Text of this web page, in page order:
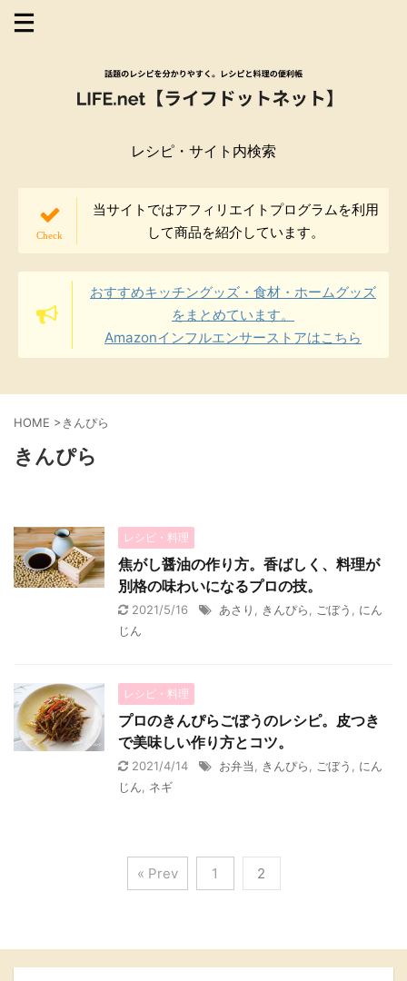
レシピ・サイト内検索
当サイトではアフィリエイトプログラムを利用
して商品を紹介しています。
おすすめキッチングッズ・食材・ホームグッズ
をまとめています。
Amazonインフルエンサーストアはこちら
HOME >きんぴら
きんぴら
レシピ・料理
焦がし醤油の作り方。香ばしく、料理が
別格の味わいになるプロの技。
2021/5/16 あさり きんぴら ごぼう
にん
じん
レシピ・料理
プロのきんぴらごぼうのレシピ。皮つき
で美味しい作り方とコツ。
2021/4/14 お弁当 きんぴら ごぼう
にん
じん
ネギ
« Prev 1 2